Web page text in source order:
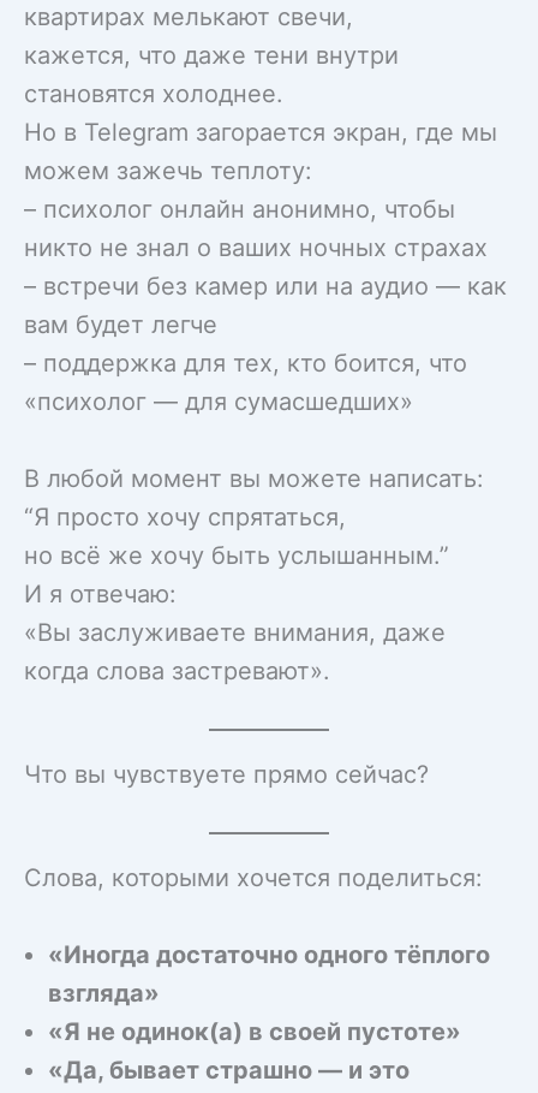
квартирах мелькают свечи,
кажется, что даже тени внутри
становятся холоднее.
Но в Telegram загорается экран, где мы
можем зажечь теплоту:
– психолог онлайн анонимно, чтобы
никто не знал о ваших ночных страхах
– встречи без камер или на аудио — как
вам будет легче
– поддержка для тех, кто боится, что
«психолог — для сумасшедших»
В любой момент вы можете написать:
“Я просто хочу спрятаться,
но всё же хочу быть услышанным.”
И я отвечаю:
«Вы заслуживаете внимания, даже
когда слова застревают».
Что вы чувствуете прямо сейчас?
Слова, которыми хочется поделиться:
«Иногда достаточно одного тёплого
взгляда»
«Я не одинок(а) в своей пустоте»
«Да, бывает страшно — и это